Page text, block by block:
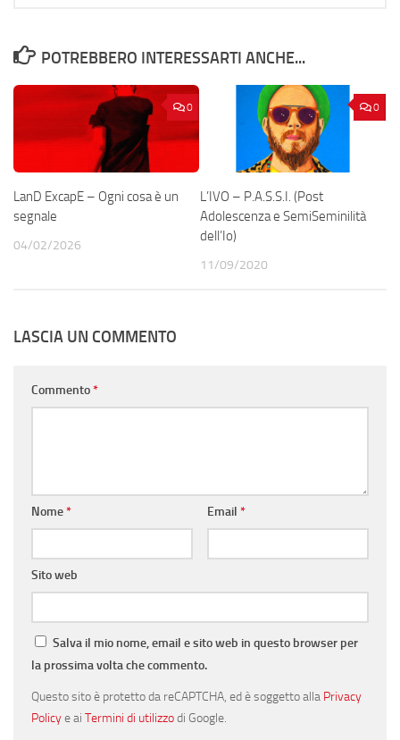
POTREBBERO INTERESSARTI ANCHE...
0
LanD ExcapE – Ogni cosa è un
segnale
04/02/2026
0
L’IVO – P.A.S.S.I. (Post
Adolescenza e SemiSeminilità
dell’Io)
11/09/2020
LASCIA UN COMMENTO
Commento*
Nome* Email *
Sito web
Salva il mio nome, email e sito web in questo browser per
la prossima volta che commento.
Questo sito è protetto da reCAPTCHA, ed è soggetto alla Privacy
Policye ai Termini di utilizzodi Google.